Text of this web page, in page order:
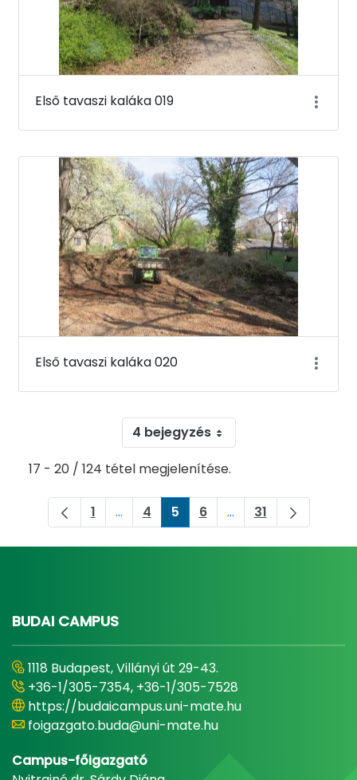
Első tavaszi kaláka 019
Első tavaszi kaláka 020
4 bejegyzés
17 - 20 / 124 tétel megjelenítése.
Oldal
1 ...Köztes oldalak Navigáljon a TAB
Oldal
4 Oldal
5 Oldal
6 ...Köztes oldalak
Oldal
31
BUDAI CAMPUS
1118 Budapest, Villányi út 29-43.
+36-1/305-7354, +36-1/305-7528
https://budaicampus.uni-mate.hu
foigazgato.buda@uni-mate.hu
Campus-főigazgató